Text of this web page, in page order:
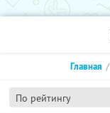
По рейтингу
Главная